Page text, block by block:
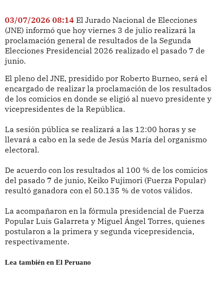
03/07/2026 08:14 El Jurado Nacional de Elecciones
(JNE) informó que hoy viernes 3 de julio realizará la
proclamación general de resultados de la Segunda
Elecciones Presidencial 2026 realizado el pasado 7 de
junio.
El pleno del JNE, presidido por Roberto Burneo, será el
encargado de realizar la proclamación de los resultados
de los comicios en donde se eligió al nuevo presidente y
vicepresidentes de la República.
La sesión pública se realizará a las 12:00 horas y se
llevará a cabo en la sede de Jesús María del organismo
electoral.
De acuerdo con los resultados al 100 % de los comicios
del pasado 7 de junio, Keiko Fujimori (Fuerza Popular)
resultó ganadora con el 50.135 % de votos válidos.
La acompañaron en la fórmula presidencial de Fuerza
Popular Luis Galarreta y Miguel Ángel Torres, quienes
postularon a la primera y segunda vicepresidencia,
respectivamente.
Lea también en El Peruano